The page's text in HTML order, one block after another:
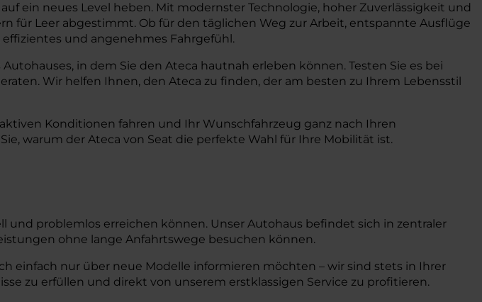
ein neues Level heben. Mit modernster Technologie, hoher Zuverlässigkeit und
für Leer abgestimmt. Ob für den täglichen Weg zur Arbeit, entspannte Ausflüge
und angenehmes Fahrgefühl.
in dem Sie den Ateca hautnah erleben können. Testen Sie es bei
Wir helfen Ihnen, den Ateca zu finden, der am besten zu Ihrem Lebensstil
Konditionen fahren und Ihr Wunschfahrzeug ganz nach Ihren
warum der Ateca von Seat die perfekte Wahl für Ihre Mobilität ist.
und problemlos erreichen können. Unser Autohaus befindet sich in zentraler
ohne lange Anfahrtswege besuchen können.
einfach nur über neue Modelle informieren möchten – wir sind stets in Ihrer
zu erfüllen und direkt von unserem erstklassigen Service zu profitieren.